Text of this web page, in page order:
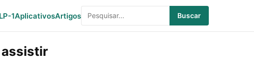
LP-1AplicativosArtigos Buscar
assistir